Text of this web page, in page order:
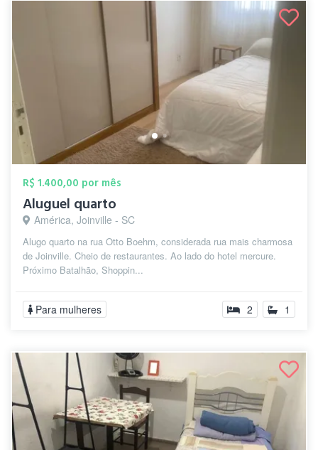
R$ 1.400,00 por mês
Aluguel quarto
América, Joinville - SC
Alugo quarto na rua Otto Boehm, considerada rua mais charmosa
de Joinville. Cheio de restaurantes. Ao lado do hotel mercure.
Próximo Batalhão, Shoppin...
Para mulheres 2 1